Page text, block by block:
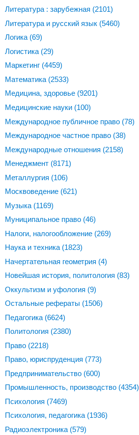
Литература : зарубежная (2101)
Литература и русский язык (5460)
Логика (69)
Логистика (29)
Маркетинг (4459)
Математика (2533)
Медицина, здоровье (9201)
Медицинские науки (100)
Международное публичное право (78)
Международное частное право (38)
Международные отношения (2158)
Менеджмент (8171)
Металлургия (106)
Москвоведение (621)
Музыка (1169)
Муниципальное право (46)
Налоги, налогообложение (269)
Наука и техника (1823)
Начертательная геометрия (4)
Новейшая история, политология (83)
Оккультизм и уфология (9)
Остальные рефераты (1506)
Педагогика (6624)
Политология (2380)
Право (2218)
Право, юриспруденция (773)
Предпринимательство (600)
Промышленность, производство (4354)
Психология (7469)
Психология, педагогика (1936)
Радиоэлектроника (579)